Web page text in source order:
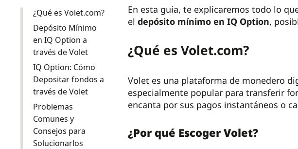
¿Qué es Volet.com?
Depósito Mínimo
en IQ Option a
través de Volet
IQ Option: Cómo
Depositar fondos a
través de Volet
Problemas
Comunes y
Consejos para
Solucionarlos
En esta guía, te explicaremos todo lo
el depósito mínimo en IQ Option,
¿Qué es Volet.com?
Volet es una plataforma de monedero
especialmente popular para transferir
encanta por sus pagos instantáneos o
¿Por qué Escoger Volet?